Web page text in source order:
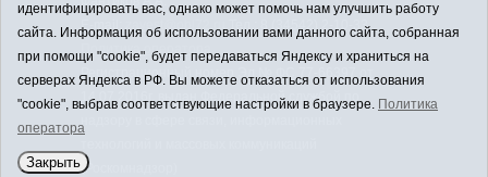
E-mail:
zavest@obl72.ru
Тел.: 8 (34542) 2-10-33
Политика оператора
Регистрационный номер Эл № ФС 77-66397 от
14.07.2016г. выдан Федеральной службой по
(Роскомнадзор)
идентифицировать вас, однако может помочь нам улучшить работу
сайта. Информация об использовании вами данного сайта, собранная
при помощи "cookie", будет передаваться Яндексу и храниться на
серверах Яндекса в РФ. Вы можете отказаться от использования
"cookie", выбрав соответствующие настройки в браузере. Политика
оператора
Закрыть